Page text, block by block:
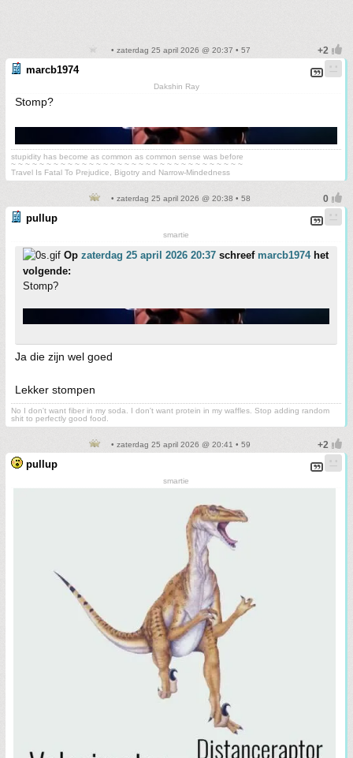
• zaterdag 25 april 2026 @ 20:37 • 57
marcb1974
Dakshin Ray
Stomp?
stupidity has become as common as common sense was before
~ ~ ~ ~ ~ ~ ~ ~ ~ ~ ~ ~ ~ ~ ~ ~ ~ ~ ~ ~ ~ ~ ~ ~ ~ ~ ~ ~ ~ ~ ~ ~ ~
Travel Is Fatal To Prejudice, Bigotry and Narrow-Mindedness
• zaterdag 25 april 2026 @ 20:38 • 58
pullup
smartie
Op zaterdag 25 april 2026 20:37 schreef marcb1974het
volgende:
Stomp?
Ja die zijn wel goed
Lekker stompen
No I don't want fiber in my soda. I don't want protein in my waffles. Stop adding random
shit to perfectly good food.
• zaterdag 25 april 2026 @ 20:41 • 59
pullup
smartie